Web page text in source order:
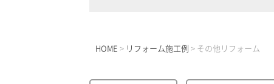
HOME > リフォーム施工例 > その他リフォーム